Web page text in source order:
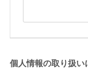
個人情報の取り扱い